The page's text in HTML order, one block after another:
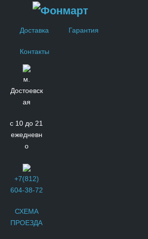
Доставка Гарантия
Контакты
м.
Достоевск
ая
с 10 до 21
ежедневн
о
+7(812)
604-38-72
СХЕМА
ПРОЕЗДА